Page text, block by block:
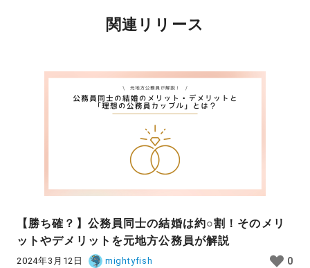
関連リリース
【勝ち確？】公務員同士の結婚は約○割！そのメリ
ットやデメリットを元地方公務員が解説
2024年3月12日 mightyfish 0